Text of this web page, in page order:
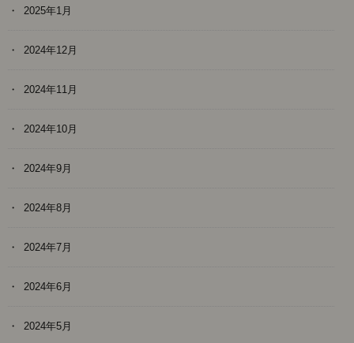
2025年1月
2024年12月
2024年11月
2024年10月
2024年9月
2024年8月
2024年7月
2024年6月
2024年5月